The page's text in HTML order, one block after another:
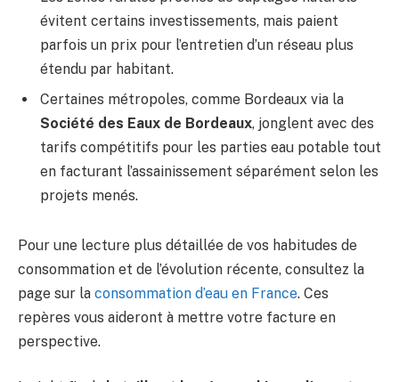
évitent certains investissements, mais paient
parfois un prix pour l’entretien d’un réseau plus
étendu par habitant.
Certaines métropoles, comme Bordeaux via la
Société des Eaux de Bordeaux, jonglent avec des
tarifs compétitifs pour les parties eau potable tout
en facturant l’assainissement séparément selon les
projets menés.
Pour une lecture plus détaillée de vos habitudes de
consommation et de l’évolution récente, consultez la
page sur la consommation d’eau en France. Ces
repères vous aideront à mettre votre facture en
perspective.